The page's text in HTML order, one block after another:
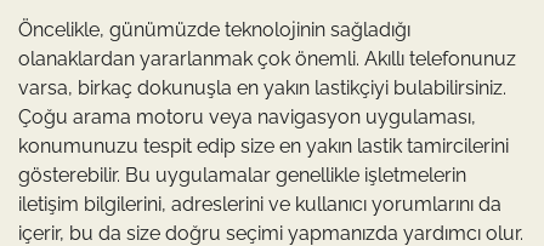
Öncelikle, günümüzde teknolojinin sağladığı
olanaklardan yararlanmak çok önemli. Akıllı telefonunuz
varsa, birkaç dokunuşla en yakın lastikçiyi bulabilirsiniz.
Çoğu arama motoru veya navigasyon uygulaması,
konumunuzu tespit edip size en yakın lastik tamircilerini
gösterebilir. Bu uygulamalar genellikle işletmelerin
iletişim bilgilerini, adreslerini ve kullanıcı yorumlarını da
içerir, bu da size doğru seçimi yapmanızda yardımcı olur.